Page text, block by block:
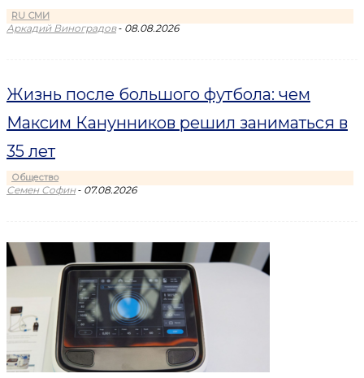
RU СМИ
Аркадий Виноградов - 08.08.2026
Жизнь после большого футбола: чем
Максим Канунников решил заниматься в
35 лет
Общество
Семен Софин - 07.08.2026